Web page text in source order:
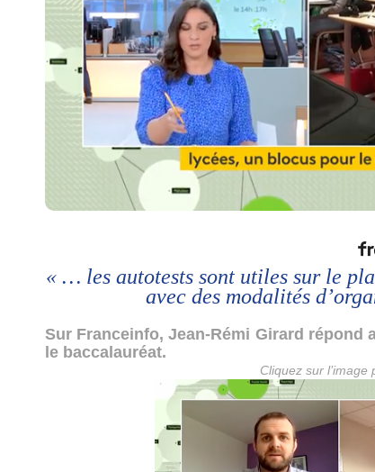
« … les autotests sont utiles sur le
avec des modalités
Sur Franceinfo, Jean-Rémi Girard
le baccalauréat.
Cliquez sur l’image